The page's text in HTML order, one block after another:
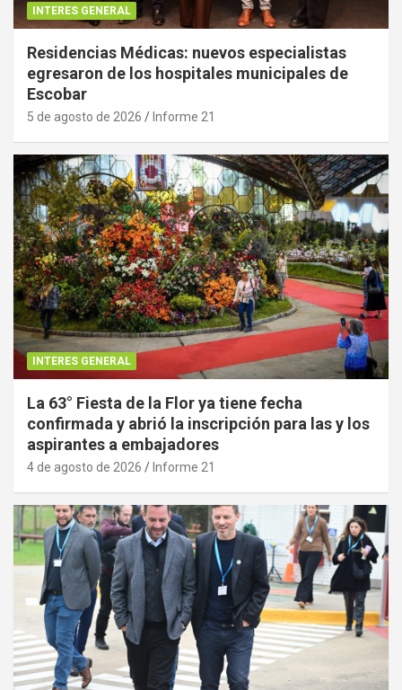
INTERES GENERAL
Residencias Médicas: nuevos especialistas
egresaron de los hospitales municipales de
Escobar
5 de agosto de 2026 Informe 21
INTERES GENERAL
La 63° Fiesta de la Flor ya tiene fecha
confirmada y abrió la inscripción para las y los
aspirantes a embajadores
4 de agosto de 2026 Informe 21